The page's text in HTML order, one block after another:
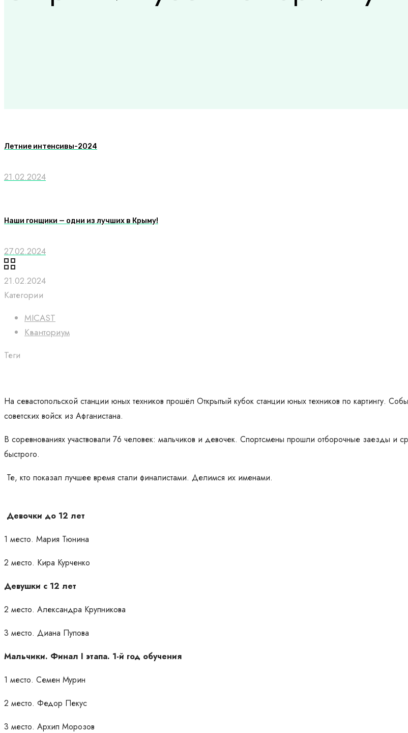
Летние интенсивы-2024
21.02.2024
Наши гонщики — одни из лучших в Крыму!
27.02.2024
21.02.2024
Категории
MICAST
Кванториум
Теги
На севастопольской станции юных техников прошёл Открытый кубок станции юных техников по картингу.
советских войск из Афганистана.
В соревнованиях участвовали 76 человек: мальчиков и девочек. Спортсмены прошли отборочные заезды и
быстрого.
Те, кто показал лучшее время стали финалистами. Делимся их именами.
Девочки до 12 лет
1 место. Мария Тюнина
2 место. Кира Курченко
Девушки с 12 лет
2 место. Александра Крупникова
3 место. Диана Пупова
Мальчики. Финал I этапа. 1-й год обучения
1 место. Семен Мурин
2 место. Федор Пекус
3 место. Архип Морозов